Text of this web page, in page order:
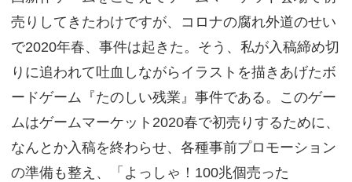
売りしてきたわけですが、コロナの腐れ外道のせい
で2020年春、事件は起きた。そう、私が入稿締め切
りに追われて吐血しながらイラストを描きあげたボ
ードゲーム『たのしい残業』事件である。このゲー
ムはゲームマーケット2020春で初売りするために、
なんとか入稿を終わらせ、各種事前プロモーション
の準備も整え、「よっしゃ！100兆個売った